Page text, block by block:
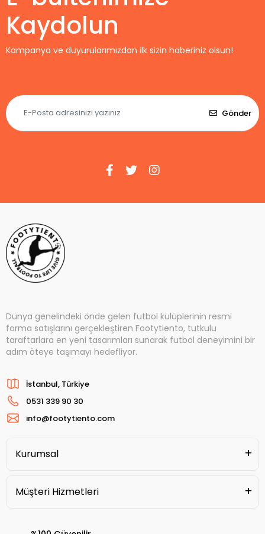
Kaydolun
Kampanya ve duyurularımızdan ilk sizin haberiniz olsun!
Gönder
Dünya genelindeki önde gelen futbol kulüplerinin resmi
forma satışlarını gerçekleştiren Footytiento, tutkulu
taraftarlara en yeni tasarımları sunarak futbol deneyimini bir
adım öteye taşımayı hedefliyor.
İstanbul, Türkiye
0531 339 90 30
info@footytiento.com
Kurumsal
Müşteri Hizmetleri